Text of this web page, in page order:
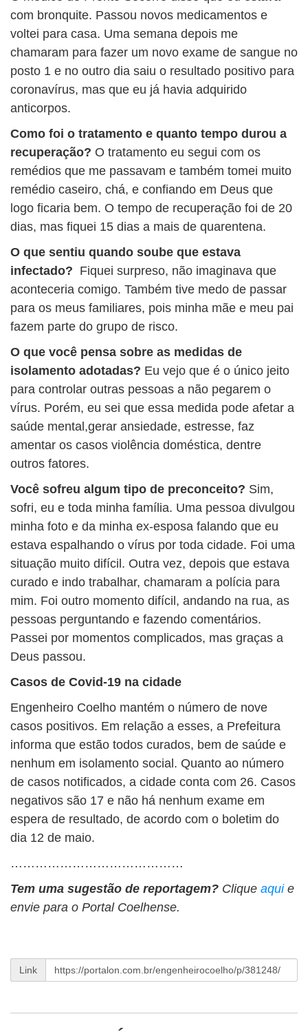
com bronquite. Passou novos medicamentos e
voltei para casa. Uma semana depois me
chamaram para fazer um novo exame de sangue no
posto 1 e no outro dia saiu o resultado positivo para
coronavírus, mas que eu já havia adquirido
anticorpos.
Como foi o tratamento e quanto tempo durou a
recuperação? O tratamento eu segui com os
remédios que me passavam e também tomei muito
remédio caseiro, chá, e confiando em Deus que
logo ficaria bem. O tempo de recuperação foi de 20
dias, mas fiquei 15 dias a mais de quarentena.
O que sentiu quando soube que estava
infectado? Fiquei surpreso, não imaginava que
aconteceria comigo. Também tive medo de passar
para os meus familiares, pois minha mãe e meu pai
fazem parte do grupo de risco.
O que você pensa sobre as medidas de
isolamento adotadas? Eu vejo que é o único jeito
para controlar outras pessoas a não pegarem o
vírus. Porém, eu sei que essa medida pode afetar a
saúde mental,gerar ansiedade, estresse, faz
amentar os casos violência doméstica, dentre
outros fatores.
Você sofreu algum tipo de preconceito? Sim,
sofri, eu e toda minha família. Uma pessoa divulgou
minha foto e da minha ex-esposa falando que eu
estava espalhando o vírus por toda cidade. Foi uma
situação muito difícil. Outra vez, depois que estava
curado e indo trabalhar, chamaram a polícia para
mim. Foi outro momento difícil, andando na rua, as
pessoas perguntando e fazendo comentários.
Passei por momentos complicados, mas graças a
Deus passou.
Casos de Covid-19 na cidade
Engenheiro Coelho mantém o número de nove
casos positivos. Em relação a esses, a Prefeitura
informa que estão todos curados, bem de saúde e
nenhum em isolamento social. Quanto ao número
de casos notificados, a cidade conta com 26. Casos
negativos são 17 e não há nenhum exame em
espera de resultado, de acordo com o boletim do
dia 12 de maio.
……………………………………
Tem uma sugestão de reportagem? Clique aqui e
envie para o Portal Coelhense.
Link